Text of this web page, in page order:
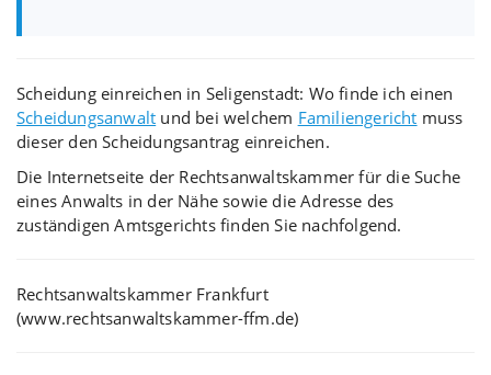
Scheidung einreichen in Seligenstadt: Wo finde ich einen
Scheidungsanwalt und bei welchem Familiengericht muss
dieser den Scheidungsantrag einreichen.
Die Internetseite der Rechtsanwaltskammer für die Suche
eines Anwalts in der Nähe sowie die Adresse des
zuständigen Amtsgerichts finden Sie nachfolgend.
Rechtsanwaltskammer Frankfurt
(www.rechtsanwaltskammer-ffm.de)